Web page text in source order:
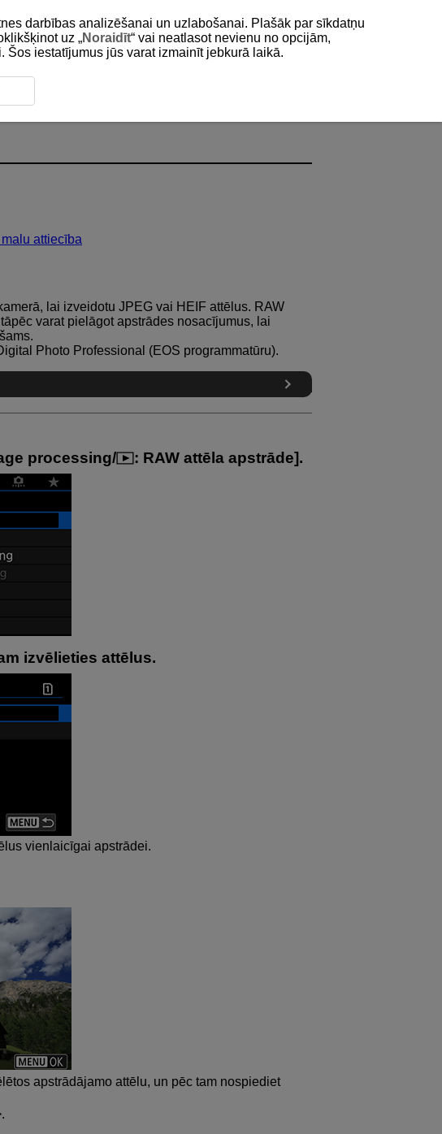
attiecība
lai izveidotu JPEG vai HEIF attēlus. RAW
varat pielāgot apstrādes nosacījumus, lai
Photo Professional (EOS programmatūru).
processing/ : RAW attēla apstrāde].
izvēlieties attēlus.
vienlaicīgai apstrādei.
apstrādājamo attēlu, un pēc tam nospiediet
.
darbības analizēšanai un uzlabošanai. Plašāk par sīkdatņu
uz „Noraidīt“ vai neatlasot nevienu no opcijām,
iestatījumus jūs varat izmainīt jebkurā laikā.